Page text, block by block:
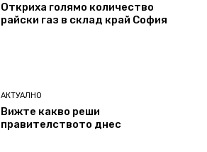
Откриха голямо количество
райски газ в склад край София
АКТУАЛНО
Вижте какво реши
правителството днес